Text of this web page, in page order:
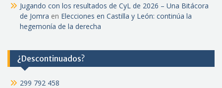
Jugando con los resultados de CyL de 2026 – Una Bitácora
de Jomra en Elecciones en Castilla y León: continúa la
hegemonía de la derecha
¿Descontinuados?
299 792 458